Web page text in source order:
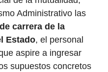
Administrativo las
carrera de la
Estado, el personal
aspire a ingresar
supuestos concretos